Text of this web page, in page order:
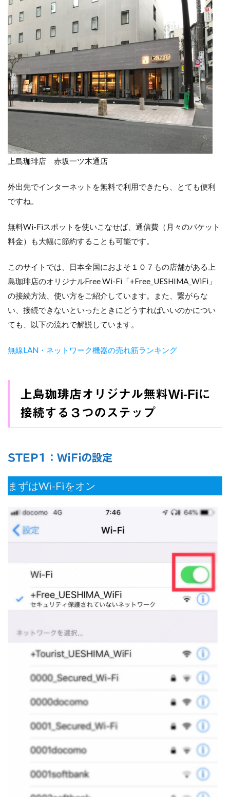
上島珈琲店 赤坂一ツ木通店
外出先でインターネットを無料で利用できたら、とても便利
ですね。
無料Wi-Fiスポットを使いこなせば、通信費（月々のパケット
料金）も大幅に節約することも可能です。
このサイトでは、日本全国におよそ１０７もの店舗がある上
島珈琲店のオリジナルFree Wi-Fi「+Free_UESHIMA_WiFi」
の接続方法、使い方をご紹介しています。また、繋がらな
い、接続できないといったときにどうすればいいのかについ
ても、以下の流れで解説しています。
無線LAN・ネットワーク機器の売れ筋ランキング
上島珈琲店オリジナル無料Wi-Fiに
接続する３つのステップ
STEP1：WiFiの設定
まずはWi-Fiをオン